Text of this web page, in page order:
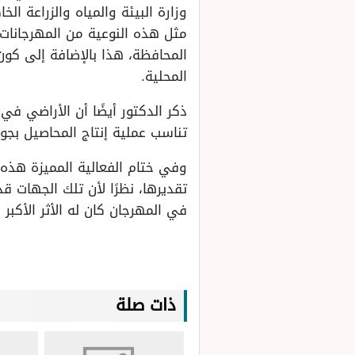
وزارة البيئة والمياه
مثل هذه النوعية من
المحافظة، هذا بالإضافة إلى
المحلية.
ذكر الدكتور أيضًا أن الأراضي
تناسب عملية إنتاج المحاصيل
وفي ختام الفعالية المميزة
تقديرها، نظرًا لأن تلك
في المهرجان كان له الأثر
ذات صلة